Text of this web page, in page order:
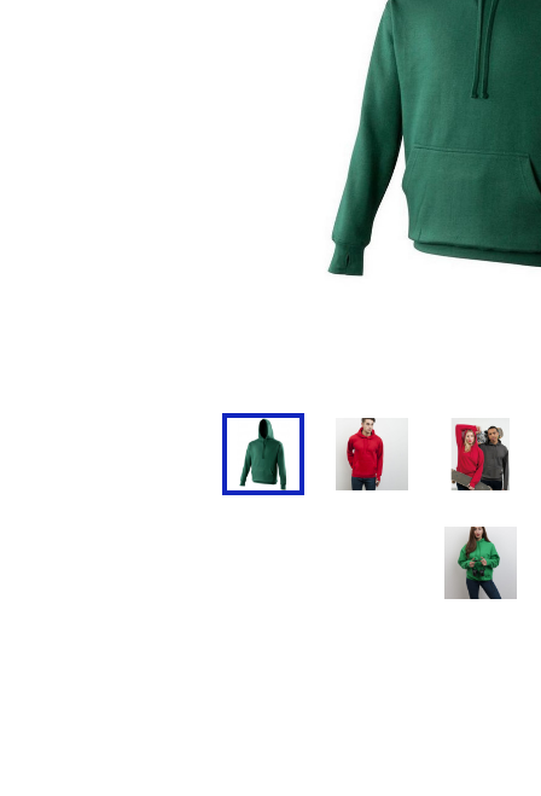
Cravate
Blouse, Tunique et Chasuble
Tablier
Chaussures de sécurité
Parapluie
Echarpe et Tour de Cou
Ceinture